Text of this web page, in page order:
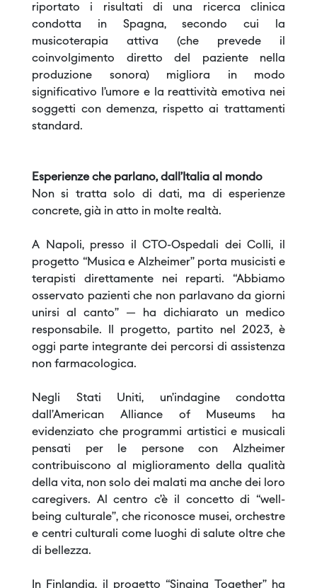
riportato i risultati di una ricerca clinica
condotta in Spagna, secondo cui la
musicoterapia attiva (che prevede il
coinvolgimento diretto del paziente nella
produzione sonora) migliora in modo
significativo l’umore e la reattività emotiva nei
soggetti con demenza, rispetto ai trattamenti
standard.
Esperienze che parlano, dall’Italia al mondo
Non si tratta solo di dati, ma di esperienze
concrete, già in atto in molte realtà.
A Napoli, presso il CTO-Ospedali dei Colli, il
progetto “Musica e Alzheimer” porta musicisti e
terapisti direttamente nei reparti. “Abbiamo
osservato pazienti che non parlavano da giorni
unirsi al canto” — ha dichiarato un medico
responsabile. Il progetto, partito nel 2023, è
oggi parte integrante dei percorsi di assistenza
non farmacologica.
Negli Stati Uniti, un’indagine condotta
dall’American Alliance of Museums ha
evidenziato che programmi artistici e musicali
pensati per le persone con Alzheimer
contribuiscono al miglioramento della qualità
della vita, non solo dei malati ma anche dei loro
caregivers. Al centro c’è il concetto di “well-
being culturale”, che riconosce musei, orchestre
e centri culturali come luoghi di salute oltre che
di bellezza.
In Finlandia, il progetto “Singing Together” ha